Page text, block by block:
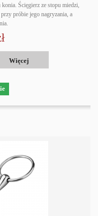
Ścięgierz ze stopu miedzi,
próbie jego nagryzania, a
Więcej